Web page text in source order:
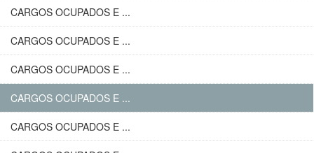
CARGOS OCUPADOS E ...
CARGOS OCUPADOS E ...
CARGOS OCUPADOS E ...
CARGOS OCUPADOS E ...
CARGOS OCUPADOS E ...